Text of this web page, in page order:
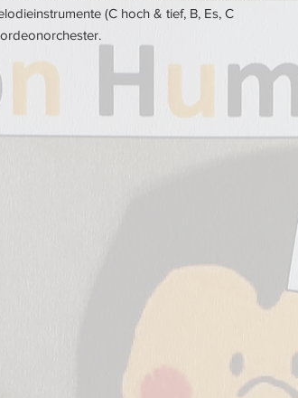
(C hoch & tief, B, Es, C